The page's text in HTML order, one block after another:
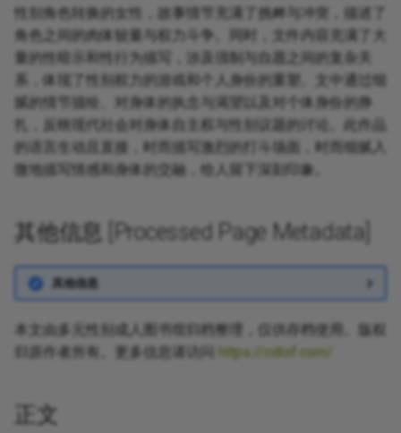
性别角色转换的女性，故事情节充满了挑衅与冲突，描述了
角色之间的肉体较量与权力斗争。同时，文件内容充满了大
量的性暗示和性行为描写，涉及强制与自愿之间的复杂关
系，体现了性别权力的游戏和个人身份的重塑。文中通过细
腻的情节描绘、对身体的执念与渴望以及对个体身份的挣
扎，反映现代社会对身体自主权与性别议题的讨论。此作品
的语言生动且直接，时而描写激烈的打斗场面，时而细腻入
微地描写情感和身体的交融，给人留下深刻印象。
其他信息 [Processed Page Metadata]
其他信息
本文由多元性别成人图书馆归档整理，仅供存档使用。版权
归原作者所有。更多信息请访问 https://cdtsf.com/
正文